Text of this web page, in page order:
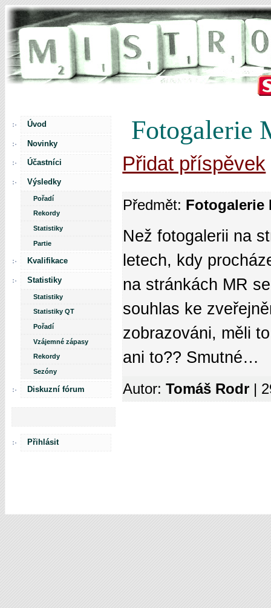
Úvod
Novinky
Účastníci
Výsledky
Pořadí
Rekordy
Statistiky
Partie
Kvalifikace
Statistiky
Statistiky
Statistiky QT
Pořadí
Vzájemné zápasy
Rekordy
Sezóny
Diskuzní fórum
Přihlásit
Fotogalerie
Přidat příspěvek
Předmět: Fotogalerie
Než fotogalerii na
letech, kdy
na stránkách MR
souhlas ke
zobrazováni, měli
ani to?? Smutné…
Autor: Tomáš Rodr |